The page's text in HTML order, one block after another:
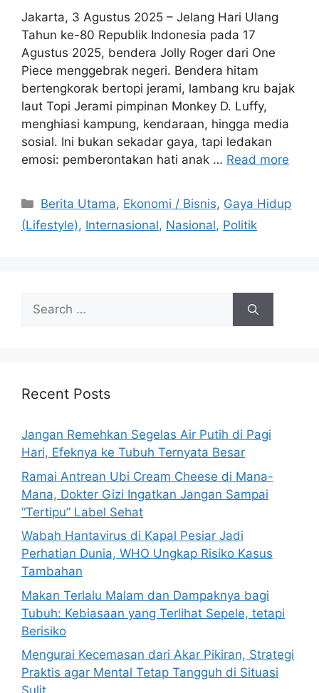
Jakarta, 3 Agustus 2025 – Jelang Hari Ulang
Tahun ke-80 Republik Indonesia pada 17
Agustus 2025, bendera Jolly Roger dari One
Piece menggebrak negeri. Bendera hitam
bertengkorak bertopi jerami, lambang kru bajak
laut Topi Jerami pimpinan Monkey D. Luffy,
menghiasi kampung, kendaraan, hingga media
sosial. Ini bukan sekadar gaya, tapi ledakan
emosi: pemberontakan hati anak … Read more
C
a
r
Berita Utama, Ekonomi / Bisnis, Gaya Hidup
(Lifestyle), Internasional, Nasional, Politik
h
r
:
Recent Posts
Jangan Remehkan Segelas Air Putih di Pagi
Hari, Efeknya ke Tubuh Ternyata Besar
Ramai Antrean Ubi Cream Cheese di Mana-
Mana, Dokter Gizi Ingatkan Jangan Sampai
“Tertipu” Label Sehat
Wabah Hantavirus di Kapal Pesiar Jadi
Perhatian Dunia, WHO Ungkap Risiko Kasus
Tambahan
Makan Terlalu Malam dan Dampaknya bagi
Tubuh: Kebiasaan yang Terlihat Sepele, tetapi
Berisiko
Mengurai Kecemasan dari Akar Pikiran, Strategi
Praktis agar Mental Tetap Tangguh di Situasi